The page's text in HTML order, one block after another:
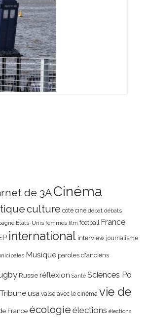
de 3ACinéma
culture côté ciné débat débats
Etats-Unis femmes film football France
international interview journalisme
Musique paroles d'anciens
Russie réflexion Santé Sciences Po
Tribune usa valse avec le cinéma vie de
France écologie élections élections